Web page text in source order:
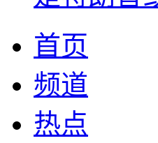
首页
频道
热点